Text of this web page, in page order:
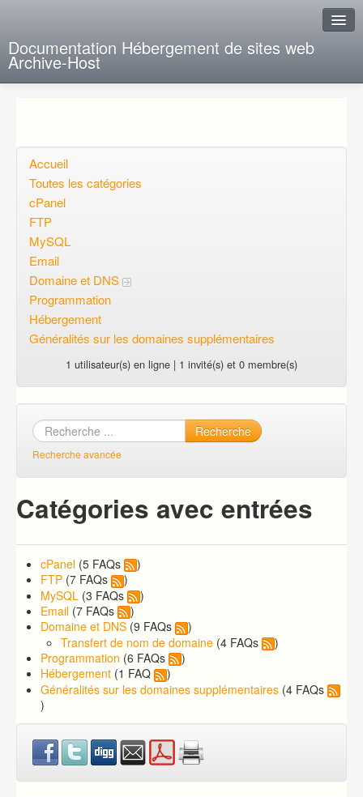
Documentation Hébergement de sites web
Archive-Host
Questions ouvertes
Voulez-vous vous inscrire?
Connexion
Accueil
Toutes les catégories
cPanel
FTP
MySQL
Email
Domaine et DNS
Programmation
Hébergement
Généralités sur les domaines supplémentaires
1 utilisateur(s) en ligne | 1 invité(s) et 0 membre(s)
Recherche
Recherche avancée
Catégories avec entrées
cPanel (5 FAQs
)
FTP (7 FAQs
)
MySQL (3 FAQs
)
Email (7 FAQs
)
Domaine et DNS (9 FAQs
)
Transfert de nom de domaine (4 FAQs
)
Programmation (6 FAQs
)
Hébergement (1 FAQ
)
Généralités sur les domaines supplémentaires (4 FAQs
)